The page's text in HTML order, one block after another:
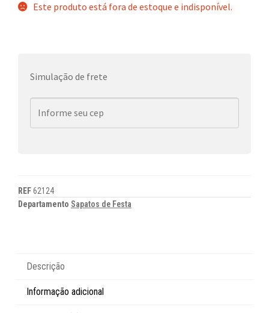
Este produto está fora de estoque e indisponível.
Simulação de frete
REF62124
Departamento Sapatos de Festa
Descrição
Informação adicional